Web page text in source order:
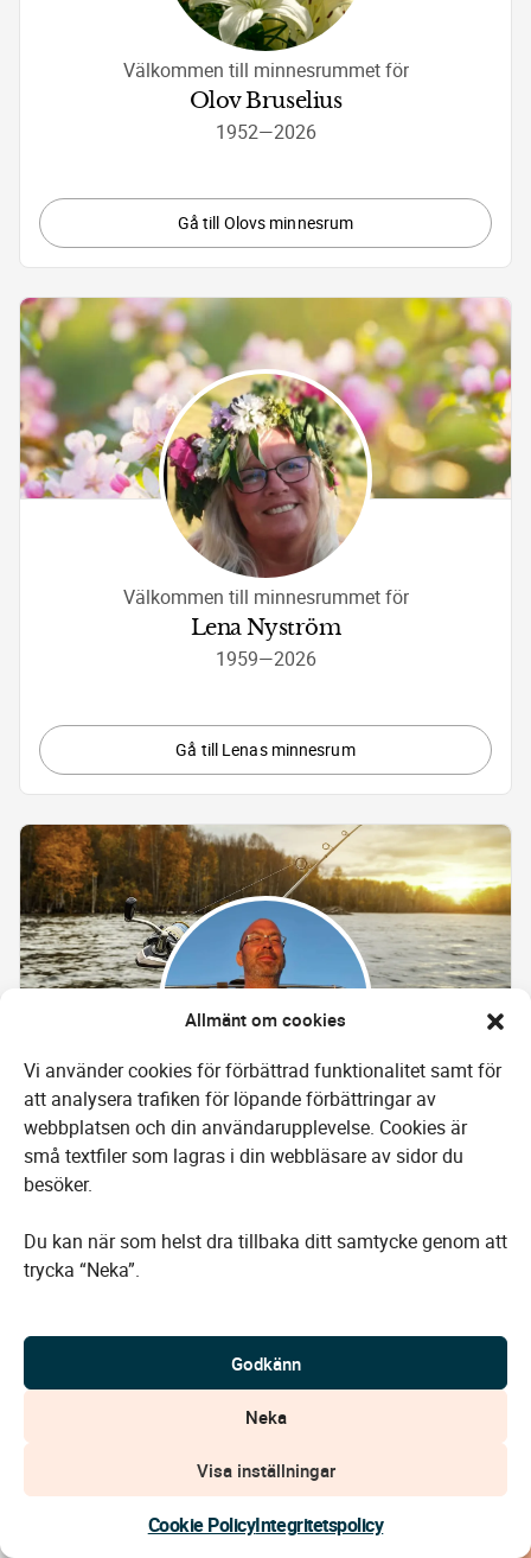
Allmänt om cookies
Vi använder cookies för förbättrad funktionalitet samt för
att analysera trafiken för löpande förbättringar av
webbplatsen och din användarupplevelse. Cookies är
små textfiler som lagras i din webbläsare av sidor du
besöker.
Du kan när som helst dra tillbaka ditt samtycke genom att
trycka “Neka”.
Godkänn
Neka
Visa inställningar
Cookie PolicyIntegritetspolicy
Välkommen till minnesrummet för
Olov Bruselius
1952—2026
Gå till Olovs minnesrum
Välkommen till minnesrummet för
Lena Nyström
1959—2026
Gå till Lenas minnesrum
Välkommen till minnesrummet för
Magnus Johansson
Kontakta oss